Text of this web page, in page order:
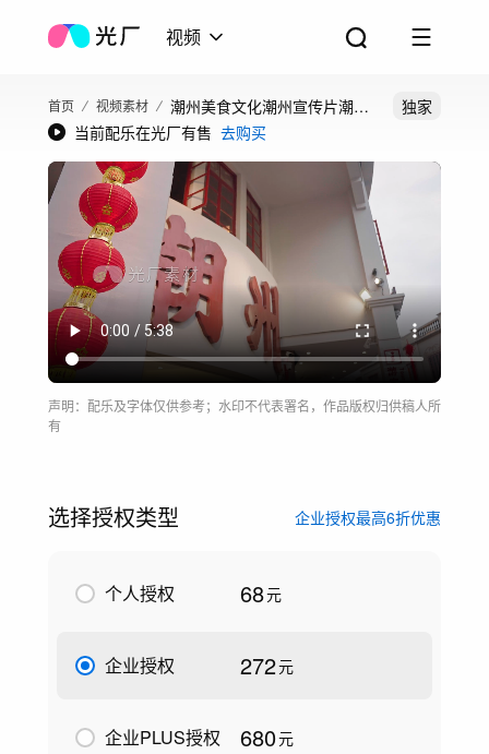
视频
首页 视频素材
潮州美食文化潮州宣传片潮州
小吃潮汕文化
独家
当前配乐在光厂有售 去购买
声明：配乐及字体仅供参考；水印不代表署名，作品版权归供稿人所
有
选择授权类型 企业授权最高6折优惠
个人授权 68元
企业授权 272元
企业PLUS授权 680元